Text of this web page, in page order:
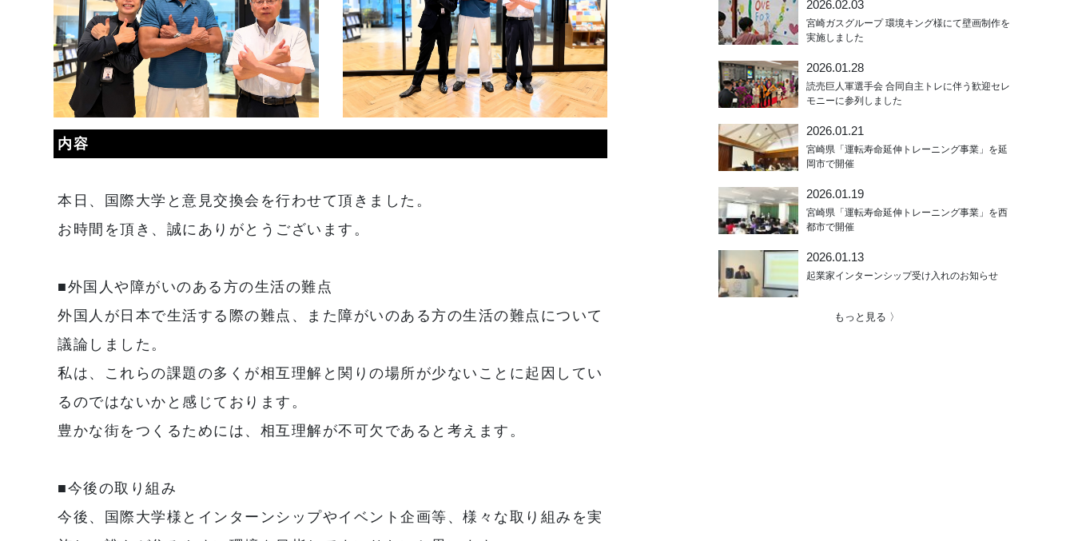
内容
本日、国際大学と意見交換会を行わせて頂きました。
お時間を頂き、誠にありがとうございます。
■外国人や障がいのある方の生活の難点
外国人が日本で生活する際の難点、また障がいのある方の生活の難点について
議論しました。
私は、これらの課題の多くが相互理解と関りの場所が少ないことに起因してい
るのではないかと感じております。
豊かな街をつくるためには、相互理解が不可欠であると考えます。
■今後の取り組み
今後、国際大学様とインターンシップやイベント企画等、様々な取り組みを実
2026.02.03
宮崎ガスグループ 環境キング様にて壁画制作を
実施しました
2026.01.28
読売巨人軍選手会 合同自主トレに伴う歓迎セレ
モニーに参列しました
2026.01.21
宮崎県「運転寿命延伸トレーニング事業」を延
岡市で開催
2026.01.19
宮崎県「運転寿命延伸トレーニング事業」を西
都市で開催
2026.01.13
起業家インターンシップ受け入れのお知らせ
もっと見る 〉